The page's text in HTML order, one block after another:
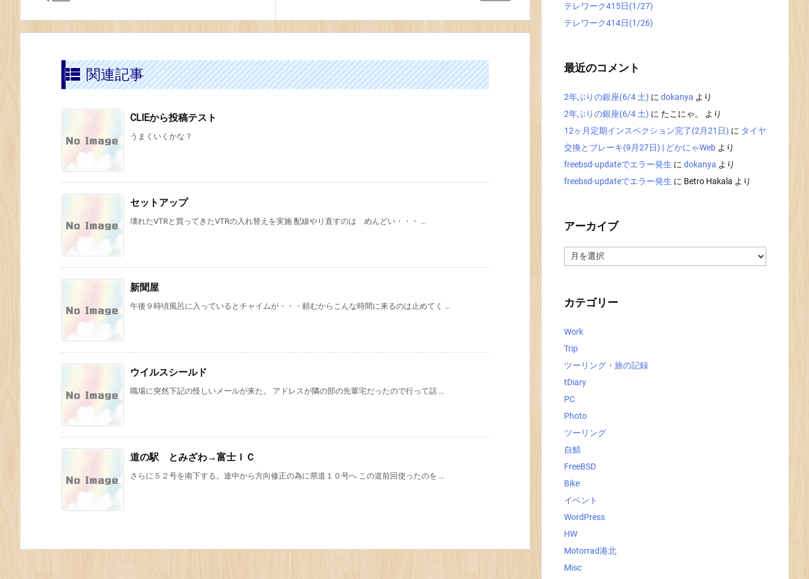
関連記事
CLIEから投稿テスト
うまくいくかな？
セットアップ
壊れたVTRと買ってきたVTRの入れ替えを実施 配線やり直すのは めんどい・・・ ...
新聞屋
午後９時頃風呂に入っているとチャイムが・・・頼むからこんな時間に来るのは止めてく ...
ウイルスシールド
職場に突然下記の怪しいメールが来た。 アドレスが隣の部の先輩宅だったので行って話 ...
道の駅 とみざわ→富士ＩＣ
さらに５２号を南下する。途中から方向修正の為に県道１０号へ この道前回使ったのを ...
テレワーク415日(1/27)
テレワーク414日(1/26)
最近のコメント
2年ぶりの銀座(6/4 土) に dokanya より
2年ぶりの銀座(6/4 土) に たこにゃ。
より
12ヶ月定期インスペクション完了(2月21日) に タイヤ
交換とブレーキ(9月27日) | どかにゃWeb より
freebsd-updateでエラー発生 に dokanya より
freebsd-updateでエラー発生 に Betro Hakala より
アーカイブ
ー
カテゴリー
Work
Trip
ツーリング・旅の記録
tDiary
PC
Photo
ツーリング
自鯖
FreeBSD
Bike
イベント
WordPress
HW
Motorrad港北
Misc